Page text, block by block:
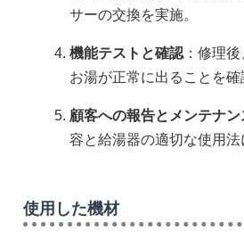
サーの交換を実施。
機能テストと確認 ：修理
お湯が正常に出ることを確
顧客への報告とメンテナ
容と給湯器の適切な使用法
使用した機材